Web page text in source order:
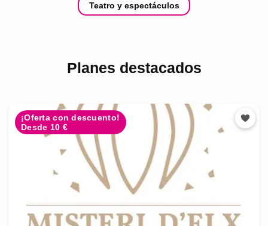
Teatro y espectáculos
Planes destacados
¡Oferta con descuento!
Desde 10 €